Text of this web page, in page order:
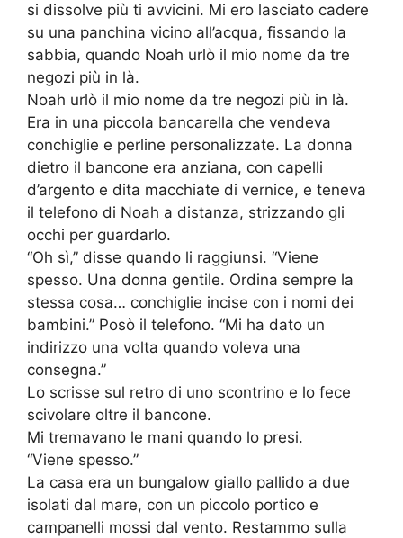
si dissolve più ti avvicini. Mi ero lasciato cadere
su una panchina vicino all’acqua, fissando la
sabbia, quando Noah urlò il mio nome da tre
negozi più in là.
Noah urlò il mio nome da tre negozi più in là.
Era in una piccola bancarella che vendeva
conchiglie e perline personalizzate. La donna
dietro il bancone era anziana, con capelli
d’argento e dita macchiate di vernice, e teneva
il telefono di Noah a distanza, strizzando gli
occhi per guardarlo.
“Oh sì,” disse quando li raggiunsi. “Viene
spesso. Una donna gentile. Ordina sempre la
stessa cosa… conchiglie incise con i nomi dei
bambini.” Posò il telefono. “Mi ha dato un
indirizzo una volta quando voleva una
consegna.”
Lo scrisse sul retro di uno scontrino e lo fece
scivolare oltre il bancone.
Mi tremavano le mani quando lo presi.
“Viene spesso.”
La casa era un bungalow giallo pallido a due
isolati dal mare, con un piccolo portico e
campanelli mossi dal vento. Restammo sulla